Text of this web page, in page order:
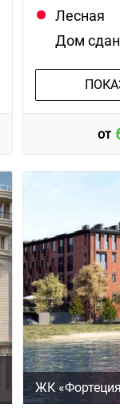
Лесная
Дом сдан
от
ЖК